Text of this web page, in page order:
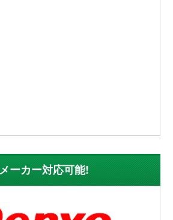
ーカー対応可能!